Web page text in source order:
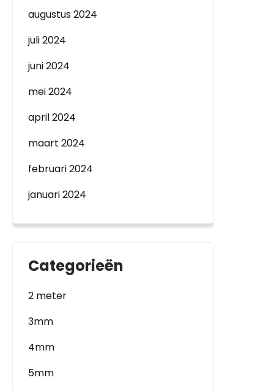
augustus 2024
juli 2024
juni 2024
mei 2024
april 2024
maart 2024
februari 2024
januari 2024
Categorieën
2 meter
3mm
4mm
5mm